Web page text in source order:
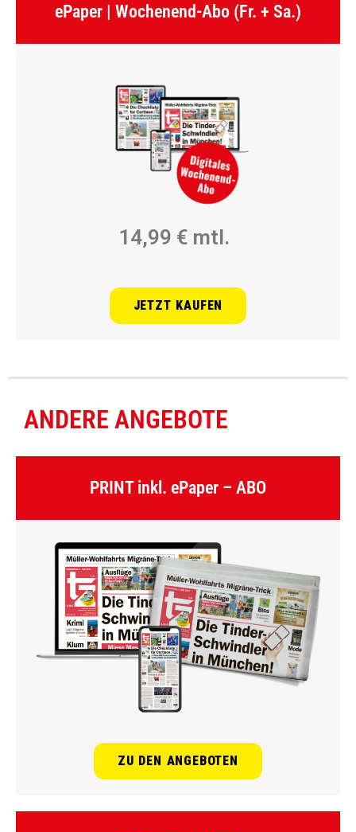
ePaper | Wochenend-Abo (Fr. + Sa.)
14,99 € mtl.
JETZT KAUFEN
ANDERE ANGEBOTE
PRINT inkl. ePaper – ABO
ZU DEN ANGEBOTEN